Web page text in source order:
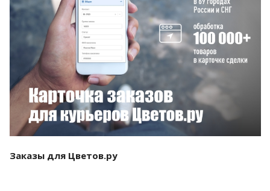
Смотреть проект
Заказы для Цветов.ру